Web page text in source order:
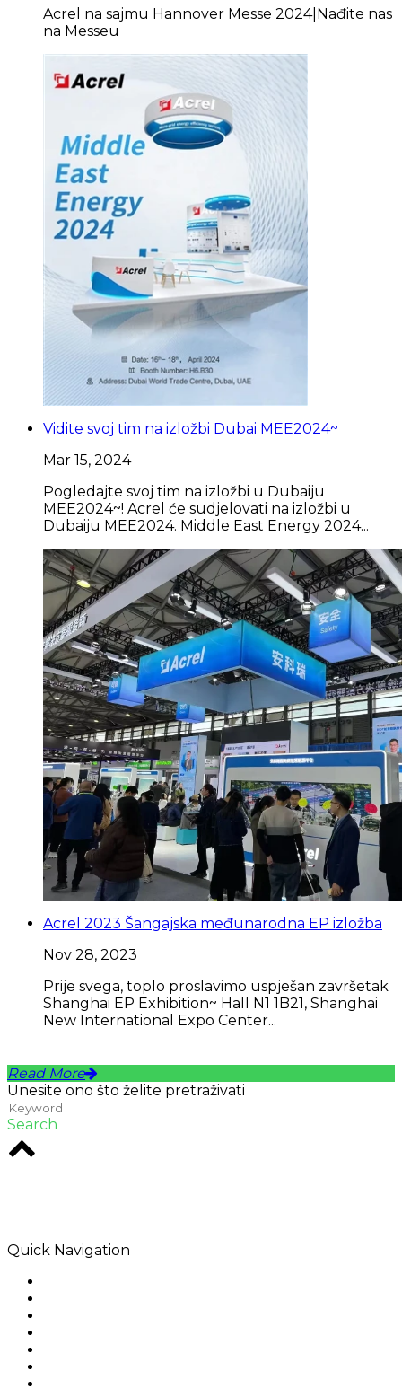
Acrel na sajmu Hannover Messe 2024|Nađite nas
na Messeu
Vidite svoj tim na izložbi Dubai MEE2024~
Mar 15, 2024
Pogledajte svoj tim na izložbi u Dubaiju
MEE2024~! Acrel će sudjelovati na izložbi u
Dubaiju MEE2024. Middle East Energy 2024...
Acrel 2023 Šangajska međunarodna EP izložba
Nov 28, 2023
Prije svega, toplo proslavimo uspješan završetak
Shanghai EP Exhibition~ Hall N1 1B21, Shanghai
New International Expo Center...
Read More
Unesite ono što želite pretraživati
Search
Quick Navigation